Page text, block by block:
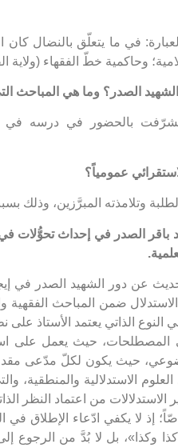
في ما يتعلّق بالنضال
وحاكمية خطّ الفقهاء (ولاية
الصدر؟ وما هي المباحث
بالحضور في درسه في
عمومياً؟
وتلامذته المبرَّزين، وذلك
باقر الصدر في إحداث تحوُّلات
عن دور الشهيد الصدر في
ضمن المباحث الفقهية
النوع الذاتي يعتمد الأستاذ
المصطلحات، حيث يعمل على
حيث يكون لكلّ مدّعى
الاستدلالية والمنطقية،
من اعتماد النظر
إذ لا يكفي ادّعاء الإطلاق
كذا وكذا»، بل لا بُدَّ من الرجوع